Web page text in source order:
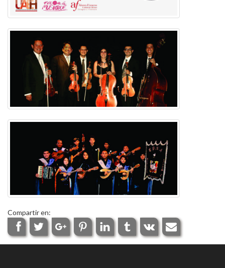
Compartir en: